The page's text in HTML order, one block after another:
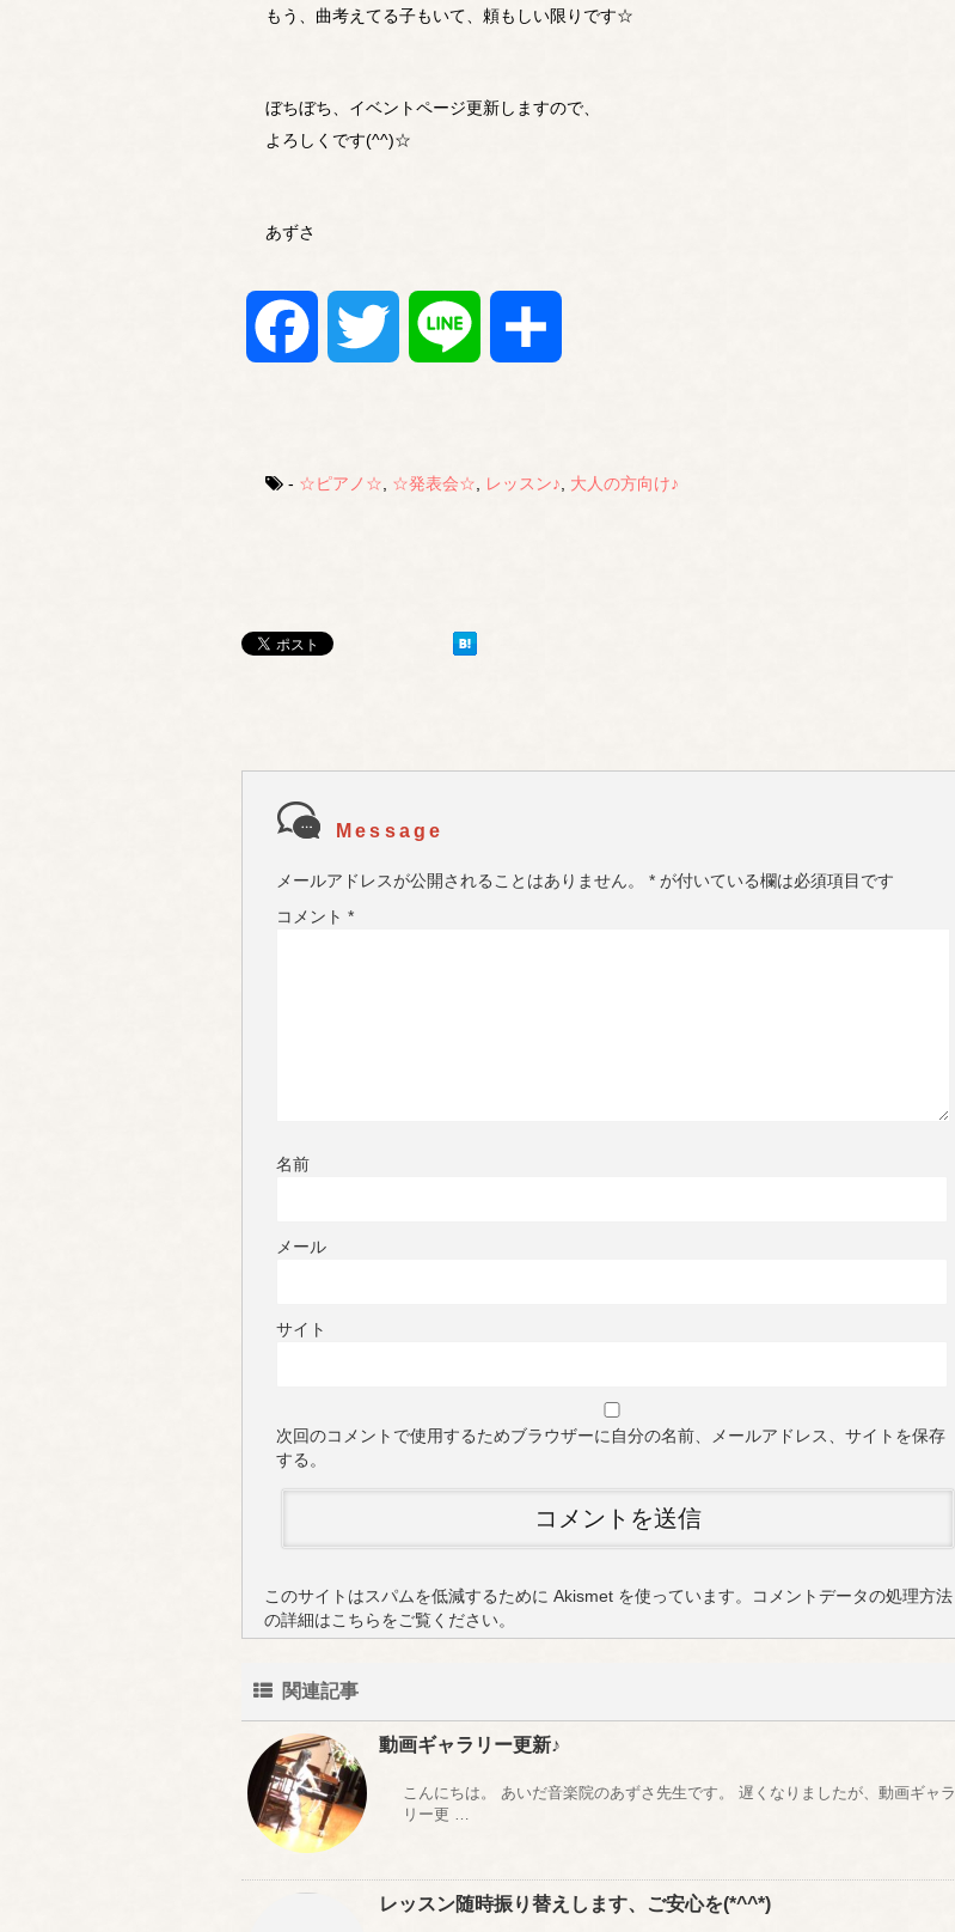
もう、曲考えてる子もいて、頼もしい限りです☆
ぼちぼち、イベントページ更新しますので、
よろしくです(^^)☆
あずさ
Facebook Twitter Line
- ☆ピアノ☆ ☆発表会☆ レッスン♪ 大人の方向け♪
Message
メールアドレスが公開されることはありません。 * が付いている欄は必須項目です
コメント *
名前
メール
サイト
次回のコメントで使用するためブラウザーに自分の名前、メールアドレス、サイトを保存
する。
このサイトはスパムを低減するために Akismet を使っています。
コメントデータの処理方法
の詳細はこちらをご覧ください。
関連記事
動画ギャラリー更新♪
こんにちは。 あいだ音楽院のあずさ先生です。 遅くなりましたが、動画ギャラ
リー更 …
レッスン随時振り替えします、ご安心を(*^^*)